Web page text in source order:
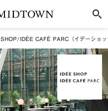
IDÉE CAFÉ PARC（イデーショッ